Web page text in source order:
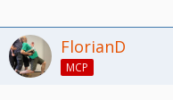
FlorianD
MCP